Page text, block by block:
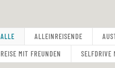
ALLE ALLEINREISENDE
REISE MIT FREUNDEN
SELFDRIVE